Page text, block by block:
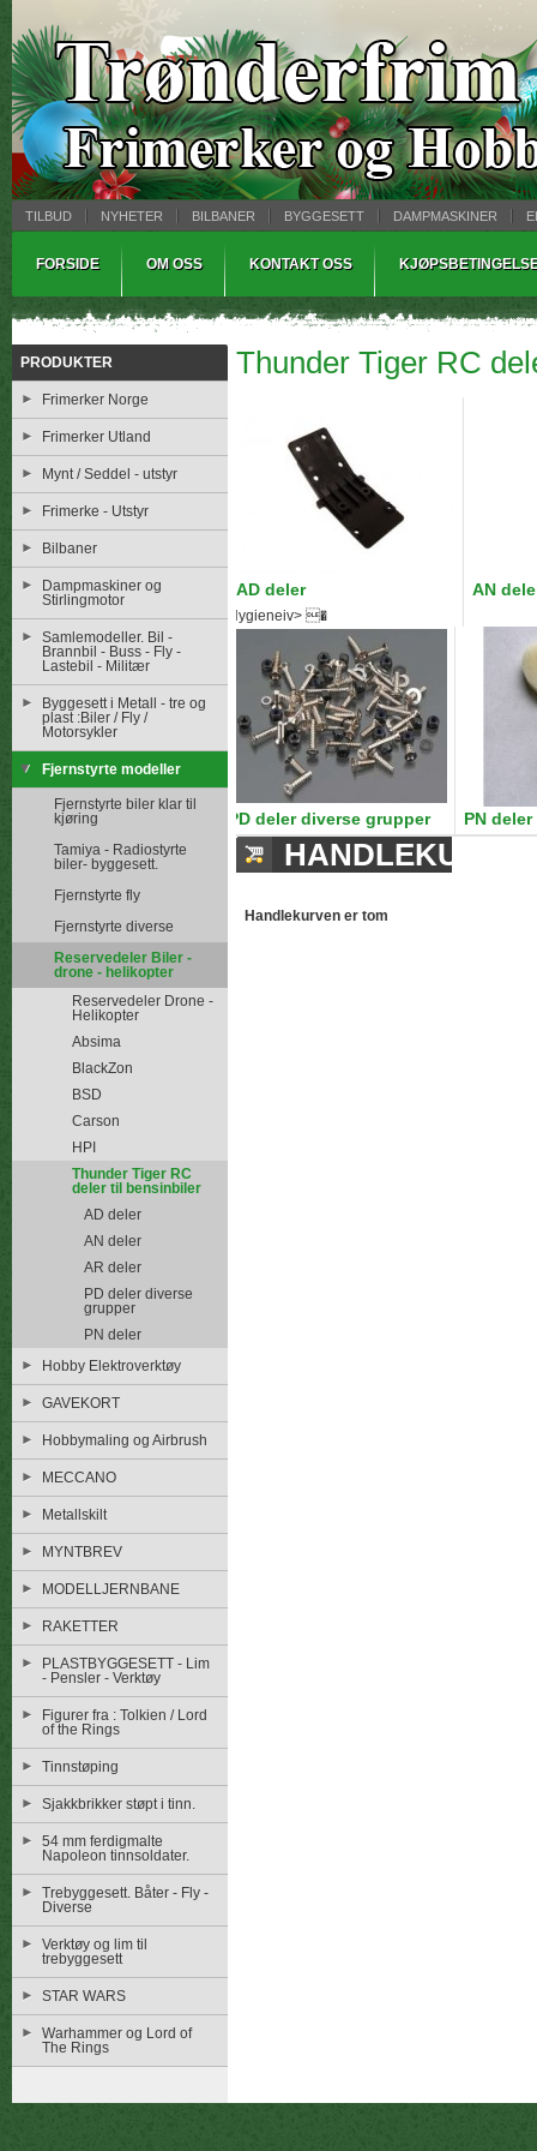
TILBUD NYHETER BILBANER BYGGESETT DAMPMASKINER
FORSIDE OM OSS KONTAKT OSS
PRODUKTER
Frimerker Norge
Frimerker Utland
Mynt / Seddel - utstyr
Frimerke - Utstyr
Bilbaner
Dampmaskiner og
Stirlingmotor
Samlemodeller. Bil -
Brannbil - Buss - Fly -
Lastebil - Militær
Byggesett i Metall - tre og
plast :Biler / Fly /
Motorsykler
Fjernstyrte modeller
Fjernstyrte biler klar til
kjøring
Tamiya - Radiostyrte
biler- byggesett.
Fjernstyrte fly
Fjernstyrte diverse
Reservedeler Biler -
drone - helikopter
Reservedeler Drone -
Helikopter
Absima
BlackZon
BSD
Carson
HPI
Thunder Tiger RC
deler til bensinbiler
AD deler
AN deler
AR deler
PD deler diverse
grupper
PN deler
Hobby Elektroverktøy
GAVEKORT
Hobbymaling og Airbrush
MECCANO
Metallskilt
MYNTBREV
MODELLJERNBANE
RAKETTER
PLASTBYGGESETT - Lim
- Pensler - Verktøy
Figurer fra : Tolkien / Lord
of the Rings
Tinnstøping
Sjakkbrikker støpt i tinn.
54 mm ferdigmalte
Napoleon tinnsoldater.
Trebyggesett. Båter - Fly -
Diverse
Verktøy og lim til
trebyggesett
STAR WARS
Warhammer og Lord of
The Rings
Thunder Tiger RC
AD deler AN
Hygieneiv> �
PD deler diverse grupper PN deler
HANDLEKURV
Handlekurven er tom